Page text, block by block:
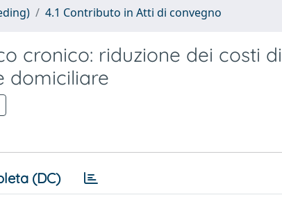
4.1 Contributo in Atti di convegno
cronico: riduzione dei costi di
domiciliare
(DC)